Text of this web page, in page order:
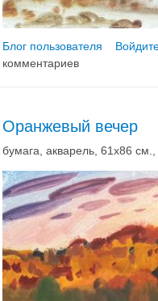
Блог пользователя
комментариев
Оранжевый вечер
бумага, акварель, 61х86 см.,